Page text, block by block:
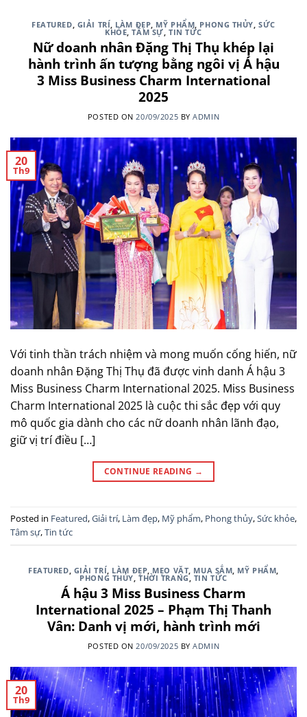
FEATURED GIẢI TRÍ LÀM ĐẸP MỸ PHẨM PHONG THỦY ,SỨC
KHỎE ,TÂM SỰ TIN TỨC
Nữ doanh nhân Đặng Thị Thụ khép lại
hành trình ấn tượng bằng ngôi vị Á hậu
3 Miss Business Charm International
2025
POSTED ON 20/09/2025 BYADMIN
20
Th9
Với tinh thần trách nhiệm và mong muốn cống hiến, nữ
doanh nhân Đặng Thị Thụ đã được vinh danh Á hậu 3
Miss Business Charm International 2025. Miss Business
Charm International 2025 là cuộc thi sắc đẹp với quy
mô quốc gia dành cho các nữ doanh nhân lãnh đạo,
giữ vị trí điều […]
CONTINUE READING →
Posted in Featured,Giải trí, Làm đẹp, Mỹ phẩm, Phong thủy,Sức khỏe,
Tâm sự,Tin tức
FEATURED GIẢI TRÍ LÀM ĐẸP MẸO VẶT, MUA SẮM MỸ PHẨM
PHONG THỦY ,THỜI TRANG, TIN TỨC
Á hậu 3 Miss Business Charm
International 2025 – Phạm Thị Thanh
Vân: Danh vị mới, hành trình mới
POSTED ON 20/09/2025 BYADMIN
20
Th9